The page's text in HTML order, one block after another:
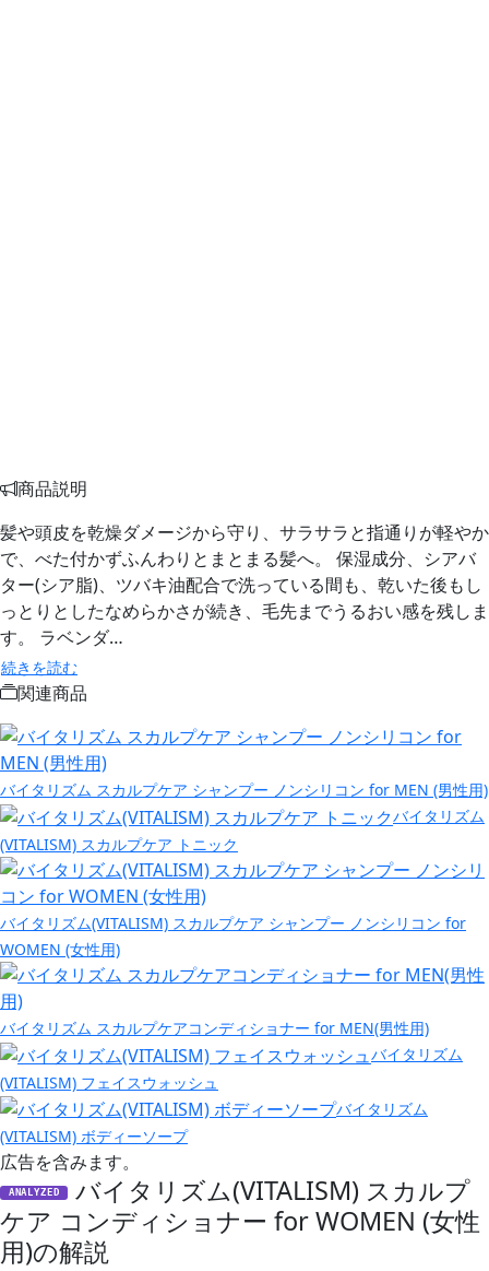
商品説明
髪や頭皮を乾燥ダメージから守り、サラサラと指通りが軽やか
で、べた付かずふんわりとまとまる髪へ。 保湿成分、シアバ
ター(シア脂)、ツバキ油配合で洗っている間も、乾いた後もし
っとりとしたなめらかさが続き、毛先までうるおい感を残しま
す。 ラベンダ…
続きを読む
関連商品
バイタリズム スカルプケア シャンプー ノンシリコン for MEN (男性用)
バイタリズム
(VITALISM) スカルプケア トニック
バイタリズム(VITALISM) スカルプケア シャンプー ノンシリコン for
WOMEN (女性用)
バイタリズム スカルプケアコンディショナー for MEN(男性用)
バイタリズム
(VITALISM) フェイスウォッシュ
バイタリズム
(VITALISM) ボディーソープ
広告を含みます。
ANALYZED
バイタリズム(VITALISM) スカルプ
ケア コンディショナー for WOMEN (女性
用)の解説